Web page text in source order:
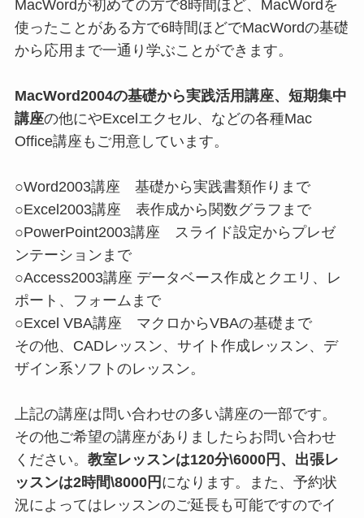
MacWordが初めての方で8時間ほど、MacWordを
使ったことがある方で6時間ほどでMacWordの基礎
から応用まで一通り学ぶことができます。
MacWord2004の基礎から実践活用講座、短期集中
講座の他にやExcelエクセル、などの各種Mac
Office講座もご用意しています。
○Word2003講座 基礎から実践書類作りまで
○Excel2003講座 表作成から関数グラフまで
○PowerPoint2003講座 スライド設定からプレゼ
ンテーションまで
○Access2003講座 データベース作成とクエリ、レ
ポート、フォームまで
○Excel VBA講座 マクロからVBAの基礎まで
その他、CADレッスン、サイト作成レッスン、デ
ザイン系ソフトのレッスン。
上記の講座は問い合わせの多い講座の一部です。
その他ご希望の講座がありましたらお問い合わせ
ください。 教室レッスンは120分\6000円、出張レ
ッスンは2時間\8000円 になります。また、予約状
況によってはレッスンのご延長も可能ですのでイ